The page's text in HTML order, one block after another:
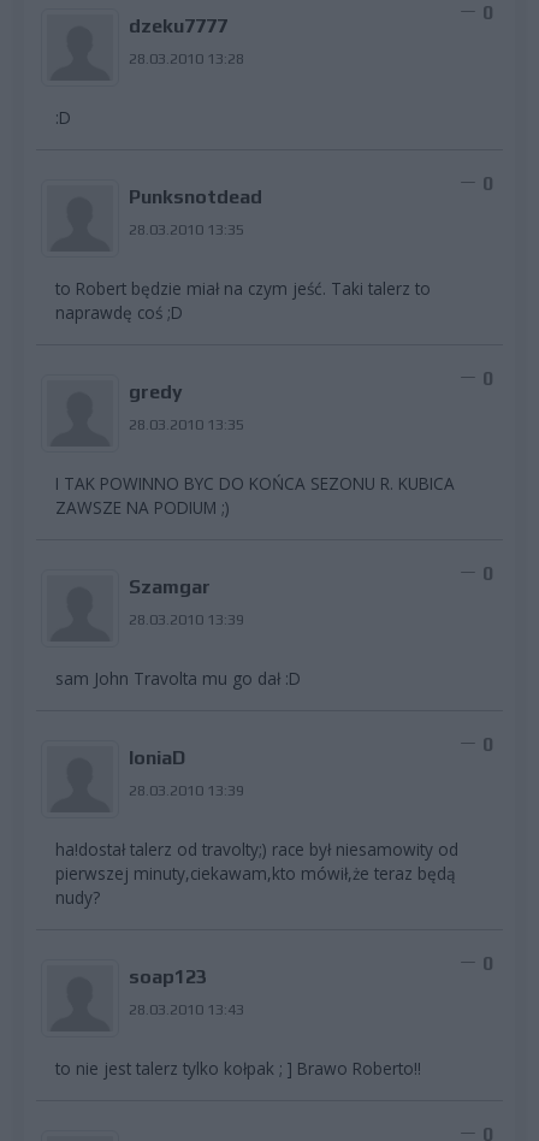
dzeku7777
28.03.2010 13:28
0
:D
Punksnotdead
28.03.2010 13:35
0
to Robert będzie miał na czym jeść. Taki talerz to
naprawdę coś ;D
gredy
28.03.2010 13:35
0
I TAK POWINNO BYC DO KOŃCA SEZONU R. KUBICA
ZAWSZE NA PODIUM ;)
Szamgar
28.03.2010 13:39
0
sam John Travolta mu go dał :D
loniaD
28.03.2010 13:39
0
ha!dostał talerz od travolty;) race był niesamowity od
pierwszej minuty,ciekawam,kto mówił,że teraz będą
nudy?
soap123
28.03.2010 13:43
0
to nie jest talerz tylko kołpak ; ] Brawo Roberto!!
0